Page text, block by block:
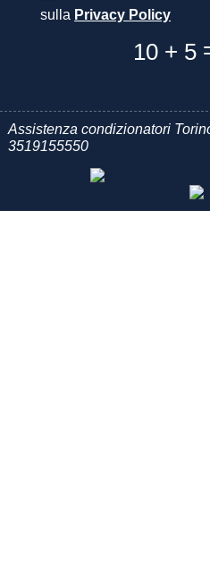
sulla Privacy Policy
10 + 5
Assistenza condizionatori
3519155550